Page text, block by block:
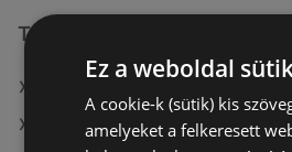
További linkek
A(z) Ecofamily ajánlatai
Ez a weboldal
A cookie-k (sütik) kis
amelyeket a felkeresett